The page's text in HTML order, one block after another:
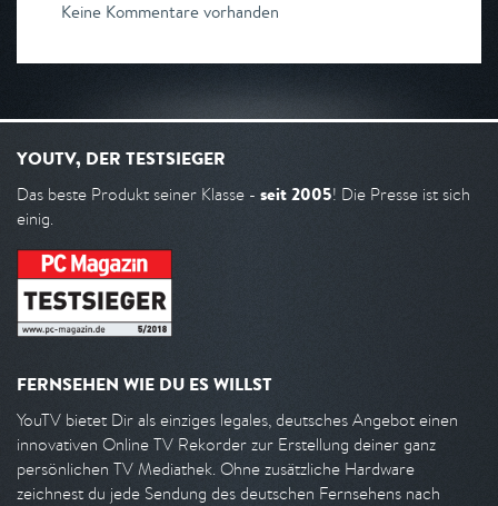
Keine Kommentare vorhanden
YOUTV, DER TESTSIEGER
Das beste Produkt seiner Klasse - seit 2005! Die Presse ist sich
einig.
FERNSEHEN WIE DU ES WILLST
YouTV bietet Dir als einziges legales, deutsches Angebot einen
innovativen Online TV Rekorder zur Erstellung deiner ganz
persönlichen TV Mediathek. Ohne zusätzliche Hardware
zeichnest du jede Sendung des deutschen Fernsehens nach